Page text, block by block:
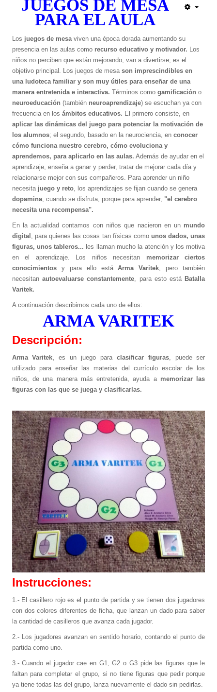
Escáner 3D
Impresoras 3D
Interfases de conexión
Startek DIAV
Kits de Aprendizaje
Construye tu Impresora 3D
Gamificación Varitek
Mapas Digitales Interactivos
Kit de Robótica para principiantes
Robótica para Escuelas y Colegios
Softek Educativo
Softek Evalúa
Varitek Games
Varitek Smart Education
Varitek Programación
Varitek PDI
Kit Médico Básico para el Hogar
Promociones
Software
Softek Labsys
Softek Restaurante
Sistema de Control de Comedores
Sistema de Control de Membresías
Sistema de Gestión de Visitantes
Sistema de Turnos
Softek LEE
Softek Virtual Row
Material Didáctico
Libros Gratuitos
Software educativo
Juegos educativos
Colección Varitek Computación
tvBook
Suscripción Institucional
Tablero Básico STARTEK
Colección Familia Varitek
Sistema de Ahorro Energético para
Camaroneras
Sistema de Detección Térmica
Sistema de Monitoreo y Control para
Empacadoras de camarón
Sistema de Movilidad Interna
Sistemas de Parqueo
Sistemas POS (Point On Sale)
RFID (Identificación por Radiofrecuencia)
Unidad de Salud Móvil
Asesoría
Capacitaciones
Con Alianza
Cursos 60H
JUEGOS DE MESA
PARA EL AULA
Los juegos de mesaviven una época dorada aumentando su
presencia en las aulas como recurso educativo y motivador. Los
niños no perciben que están mejorando, van a divertirse; es el
objetivo principal. Los juegos de mesa son imprescindibles en
una ludoteca familiar y son muy útiles para enseñar de una
manera entretenida e interactiva. Términos como gamificación o
neuroeducación (también neuroaprendizaje) se escuchan ya con
frecuencia en los ámbitos educativos. El primero consiste, en
aplicar las dinámicas del juego para potenciar la motivación de
los alumnos; el segundo, basado en la neurociencia, en conocer
cómo funciona nuestro cerebro, cómo evoluciona y
aprendemos, para aplicarlo en las aulas. Además de ayudar en el
aprendizaje, enseña a ganar y perder, tratar de mejorar cada día y
relacionarse mejor con sus compañeros. Para aprender un niño
necesita juego y reto, los aprendizajes se fijan cuando se genera
dopamina, cuando se disfruta, porque para aprender, "el cerebro
necesita una recompensa".
En la actualidad contamos con niños que nacieron en un mundo
digital , para quienes las cosas tan físicas comounos dados, unas
figuras, unos tableros... les llaman mucho la atención y los motiva
en el aprendizaje. Los niños necesitan memorizar ciertos
conocimientosy para ello estáArma Varitek, pero también
necesitan autoevaluarse constantemente, para esto está Batalla
Varitek.
A continuación describimos cada uno de ellos:
ARMA VARITEK
Descripción:
Arma Varitek, es un juego para clasificar figuras, puede ser
utilizado para enseñar las materias del currículo escolar de los
niños, de una manera más entretenida, ayuda a memorizar las
figuras con las que se juega y clasificarlas.
Instrucciones:
1.- El casillero rojo es el punto de partida y se tienen dos jugadores
con dos colores diferentes de ficha, que lanzan un dado para saber
la cantidad de casilleros que avanza cada jugador.
2.- Los jugadores avanzan en sentido horario, contando el punto de
partida como uno.
3.- Cuando el jugador cae en G1, G2 o G3 pide las figuras que le
faltan para completar el grupo, si no tiene figuras que pedir porque
ya tiene todas las del grupo, lanza nuevamente el dado sin pedirlas.